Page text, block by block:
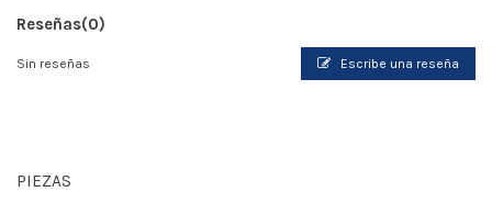
Reseñas(0)
Sin reseñas Escribe una reseña
PIEZAS